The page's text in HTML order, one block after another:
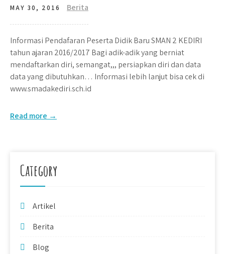
MAY 30, 2016 Berita
Informasi Pendafaran Peserta Didik Baru SMAN 2 KEDIRI
tahun ajaran 2016/2017 Bagi adik-adik yang berniat
mendaftarkan diri, semangat,,, persiapkan diri dan data
data yang dibutuhkan… Informasi lebih lanjut bisa cek di
www.smadakediri.sch.id
Read more →
Category
Artikel
Berita
Blog